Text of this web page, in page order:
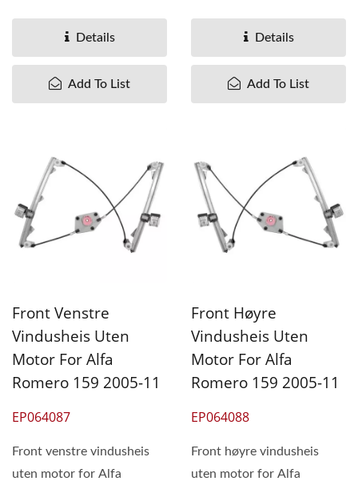
60695868
Details
Add To List
60695864
Details
Add To List
Front Venstre
Vindusheis Uten
Motor For Alfa
Romero 159 2005-11
EP064087
Front venstre vindusheis
uten motor for Alfa
Front Høyre
Vindusheis Uten
Motor For Alfa
Romero 159 2005-11
EP064088
Front høyre vindusheis
uten motor for Alfa